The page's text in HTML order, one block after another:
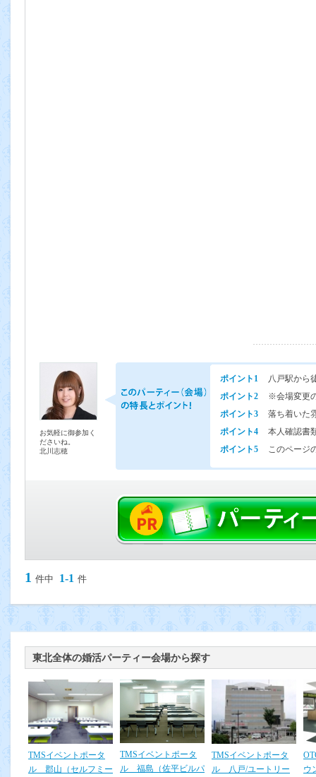
お気軽に御参加く
ださいね。
北川志穂
ポイント1
八戸駅から
ポイント2
※会場変更
ポイント3
落ち着いた
ポイント4
本人確認書
ポイント5
このページ
1 件中 1-1 件
東北全体の婚活パーティー会場から探す
TMSイベントポータ
ル 郡山（セルフミー
TMSイベントポータ
ル 福島（佐平ビルパ
TMSイベントポータ
ル 八戸/ユートリー
ウ